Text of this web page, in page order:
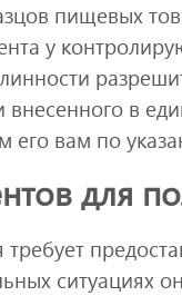
пищевых
у
в
его вам по
для
ситуациях